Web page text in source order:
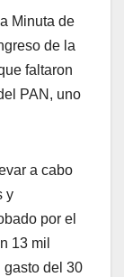
Minuta de
de la
faltaron
PAN, uno
a cabo
y
por el
13 mil
gasto del 30